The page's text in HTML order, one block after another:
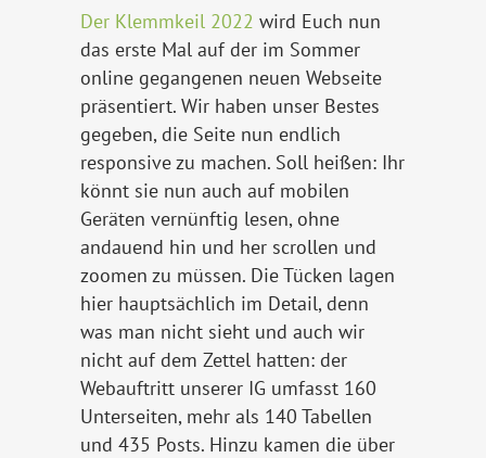
Der Klemmkeil 2022 wird Euch nun
das erste Mal auf der im Sommer
online gegangenen neuen Webseite
präsentiert. Wir haben unser Bestes
gegeben, die Seite nun endlich
responsive zu machen. Soll heißen: Ihr
könnt sie nun auch auf mobilen
Geräten vernünftig lesen, ohne
andauend hin und her scrollen und
zoomen zu müssen. Die Tücken lagen
hier hauptsächlich im Detail, denn
was man nicht sieht und auch wir
nicht auf dem Zettel hatten: der
Webauftritt unserer IG umfasst 160
Unterseiten, mehr als 140 Tabellen
und 435 Posts. Hinzu kamen die über